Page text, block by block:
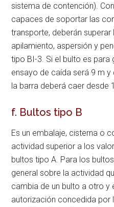
sistema de contención).
capaces de soportar las
transporte, deberán
apilamiento, aspersión y
tipo BI-3. Si el bulto es para
ensayo de caída será 9 m
la barra deberá caer desde
f. Bultos tipo B
Es un embalaje, cisterna o
actividad superior a los
bultos tipo A. Para los
general sobre la actividad
cambia de un bulto a otro y
autorización concedida por